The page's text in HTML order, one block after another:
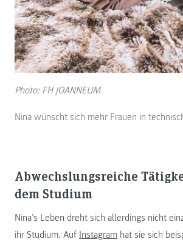
Photo: FH JOANNEUM
Nina wünscht sich mehr Frauen in
Abwechslungsreiche
dem Studium
Nina’s Leben dreht sich allerdings nicht
ihr Studium. Auf Instagram hat sie sich